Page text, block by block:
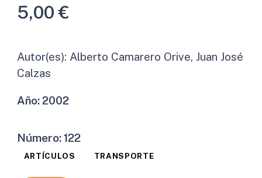
5,00€
Autor(es): Alberto Camarero Orive, Juan José
Calzas
Año:2002
Número:122
ARTÍCULOS TRANSPORTE